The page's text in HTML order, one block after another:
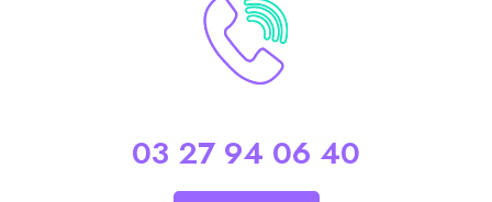
03 27 94 06 40